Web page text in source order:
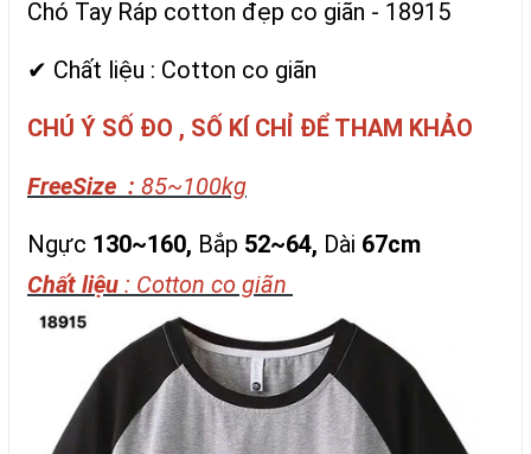
Chó Tay Ráp cotton đẹp co giãn - 18915
✔ Chất liệu : Cotton co giãn
CHÚ Ý SỐ ĐO , SỐ KÍ CHỈ ĐỂ THAM KHẢO
FreeSize : 85~100kg
Ngực 130~160, Bắp 52~64, Dài 67cm
Chất liệu : Cotton co giãn